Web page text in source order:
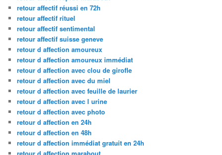
retour affectif réussi en 72h
retour affectif rituel
retour affectif sentimental
retour affectif suisse geneve
retour d affection amoureux
retour d affection amoureux immédiat
retour d affection avec clou de girofle
retour d affection avec du miel
retour d affection avec feuille de laurier
retour d affection avec l urine
retour d affection avec photo
retour d affection en 24h
retour d affection en 48h
retour d affection immédiat gratuit en 24h